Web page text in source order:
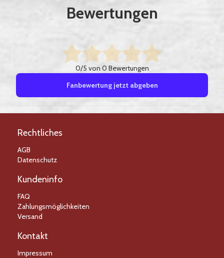
Bewertungen
0/5 von 0 Bewertungen
Fanbewertung jetzt abgeben
Rechtliches
AGB
Datenschutz
Kundeninfo
FAQ
Zahlungsmöglichkeiten
Versand
Kontakt
Impressum